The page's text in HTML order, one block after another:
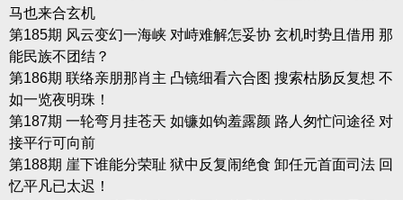
马也来合玄机
第185期 风云变幻一海峡 对峙难解怎妥协 玄机时势且借用 那
能民族不团结？
第186期 联络亲朋那肖主 凸镜细看六合图 搜索枯肠反复想 不
如一览夜明珠！
第187期 一轮弯月挂苍天 如镰如钩羞露颜 路人匆忙问途径 对
接平行可向前
第188期 崖下谁能分荣耻 狱中反复闹绝食 卸任元首面司法 回
忆平凡已太迟！